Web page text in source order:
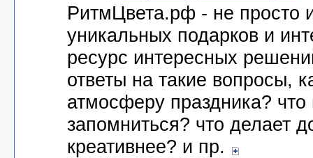
РитмЦвета.рф - не просто
уникальных подарков и
ресурс интересных
ответы на такие вопросы,
атмосферу праздника?
запомниться? что делает
креативнее? и пр.